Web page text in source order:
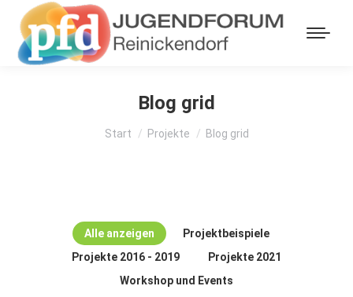
Blog grid
Sie befinden sich hier:
Start Projekte Blog grid
Alle anzeigen
Projektbeispiele
Projekte 2016 - 2019
Projekte 2021
Workshop und Events